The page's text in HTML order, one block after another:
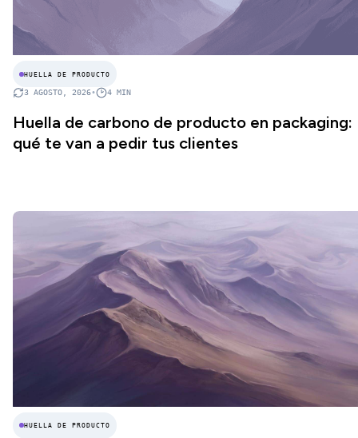
HUELLA DE PRODUCTO
3 AGOSTO, 2026• 4 MIN
Huella de carbono de producto en packaging:
qué te van a pedir tus clientes
HUELLA DE PRODUCTO